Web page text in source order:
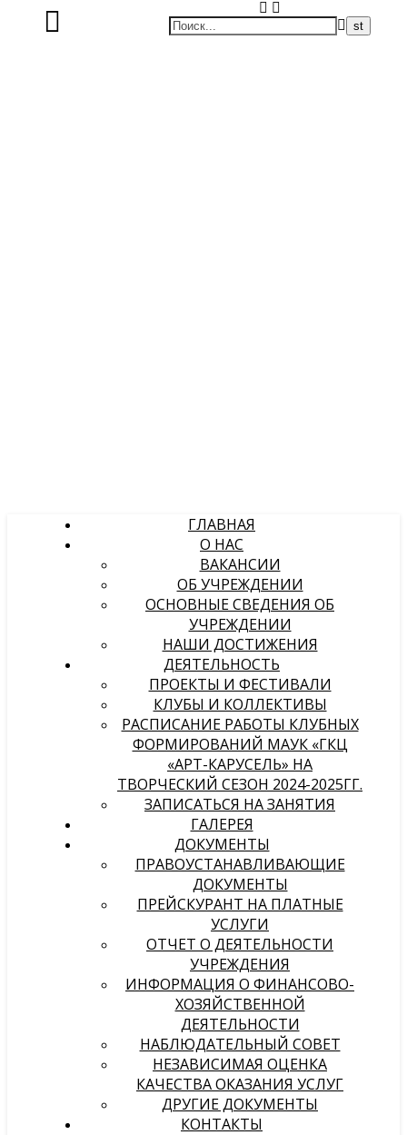
ГЛАВНАЯ
О НАС
ВАКАНСИИ
ОБ УЧРЕЖДЕНИИ
ОСНОВНЫЕ СВЕДЕНИЯ ОБ
УЧРЕЖДЕНИИ
НАШИ ДОСТИЖЕНИЯ
ДЕЯТЕЛЬНОСТЬ
ПРОЕКТЫ И ФЕСТИВАЛИ
КЛУБЫ И КОЛЛЕКТИВЫ
РАСПИСАНИЕ РАБОТЫ КЛУБНЫХ
ФОРМИРОВАНИЙ МАУК «ГКЦ
«АРТ-КАРУСЕЛЬ» НА
ТВОРЧЕСКИЙ СЕЗОН 2024-2025ГГ.
ЗАПИСАТЬСЯ НА ЗАНЯТИЯ
ГАЛЕРЕЯ
ДОКУМЕНТЫ
ПРАВОУСТАНАВЛИВАЮЩИЕ
ДОКУМЕНТЫ
ПРЕЙСКУРАНТ НА ПЛАТНЫЕ
УСЛУГИ
ОТЧЕТ О ДЕЯТЕЛЬНОСТИ
УЧРЕЖДЕНИЯ
ИНФОРМАЦИЯ О ФИНАНСОВО-
ХОЗЯЙСТВЕННОЙ
ДЕЯТЕЛЬНОСТИ
НАБЛЮДАТЕЛЬНЫЙ СОВЕТ
НЕЗАВИСИМАЯ ОЦЕНКА
КАЧЕСТВА ОКАЗАНИЯ УСЛУГ
ДРУГИЕ ДОКУМЕНТЫ
КОНТАКТЫ